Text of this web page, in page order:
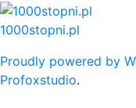
Skip
to
1000stopni.pl
Proudly powered by
Profoxstudio.